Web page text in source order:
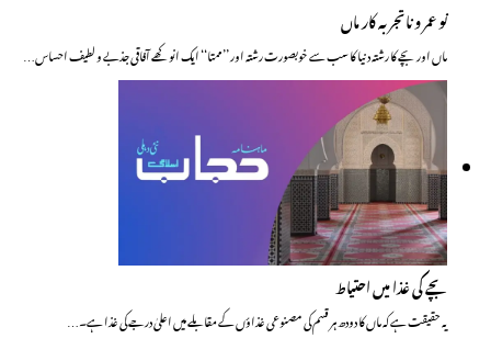
نو عمر و ناتجربہ کار ماں
ماں اور بچے کا رشتہ دنیا کا سب سے خوبصورت رشتہ اور ’’ممتا‘‘ ایک انوکھے آفاقی جذبے و لطیف احساس…
بچے کی غذا میں احتیاط
یہ حقیقت ہے کہ ماں کا دودھ ہر قسم کی مصنوعی غذاؤں کے مقابلے میں اعلیٰ درجے کی غذا ہے۔…